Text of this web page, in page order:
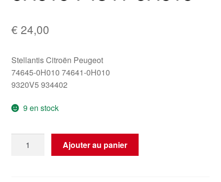
€ 24,00
Stellantis Citroën Peugeot
74645-0H010 74641-0H010
9320V5 934402
9 en stock
Ajouter au panier